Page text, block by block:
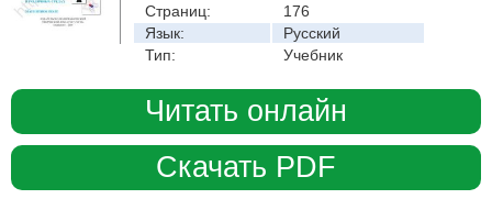
Страниц:
176
Язык:
Русский
Тип:
Учебник
Читать онлайн
Скачать PDF